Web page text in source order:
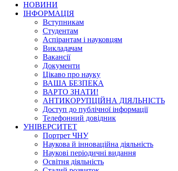
НОВИНИ
ІНФОРМАЦІЯ
Вступникам
Студентам
Аспірантам і науковцям
Викладачам
Вакансії
Документи
Цікаво про науку
ВАША БЕЗПЕКА
ВАРТО ЗНАТИ!
АНТИКОРУПЦІЙНА ДІЯЛЬНІСТЬ
Доступ до публічної інформації
Телефонний довідник
УНІВЕРСИТЕТ
Портрет ЧНУ
Наукова й інноваційна діяльність
Наукові періодичні видання
Освітня діяльність